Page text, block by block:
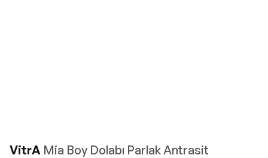
VitrA Mia Boy Dolabı Parlak Antrasit